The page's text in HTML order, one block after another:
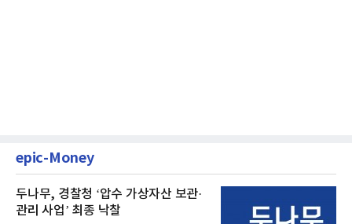
epic-Money
두나무, 경찰청 ‘압수 가상자산 보관·
관리 사업’ 최종 낙찰